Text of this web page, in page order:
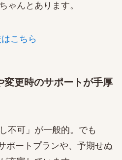
ゃんとあります。
こちら
変更時のサポートが手厚
不可」が一般的。でも
ポートプランや、予期せぬ